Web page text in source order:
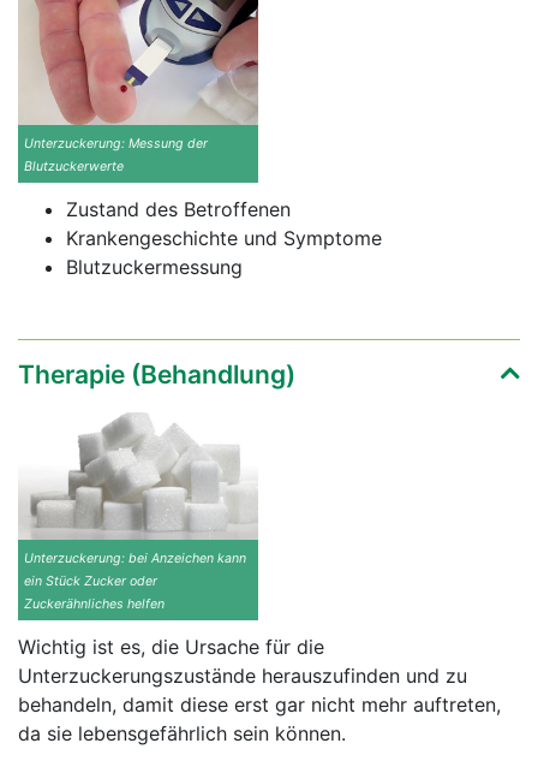
Unterzuckerung: Messung der
Blutzuckerwerte
Zustand des Betroffenen
Krankengeschichte und Symptome
Blutzuckermessung
Therapie (Behandlung)
Unterzuckerung: bei Anzeichen kann
ein Stück Zucker oder
Zuckerähnliches helfen
Wichtig ist es, die Ursache für die
Unterzuckerungszustände herauszufinden und zu
behandeln, damit diese erst gar nicht mehr auftreten,
da sie lebensgefährlich sein können.